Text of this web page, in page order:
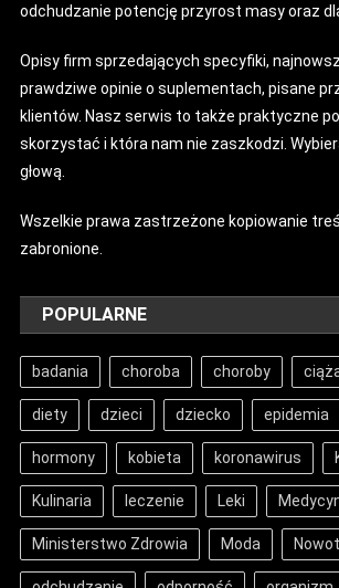
odchudzanie potencję przyrost masy oraz
Opisy firm sprzedających specyfiki,
prawdziwe opinie o suplementach, pisane
klientów. Nasz serwis to także praktyczne
skorzystać i która nam nie zaszkodzi.
głową.
Wszelkie prawa zastrzeżone kopiowanie
zabronione.
POPULARNE
badania choroba choroby
diety dzieci dziecko epidemia
hormony kobieta koronawirus
Kulinaria leczenie Leki
Ministerstwo Zdrowia Moda